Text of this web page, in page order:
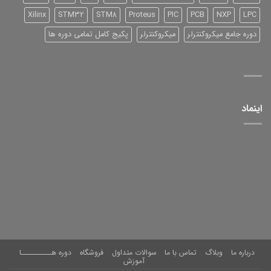
LPC
NXP
PCB
PIC
Proteus
STM8
STM32
Xilinx
دوره جامع میکروکنترلر
میکروکنترلر پکیج کامل تمامی دوره ها
اینماد
درباره ما وبلاگ تماس با ما سوالات متداول فروشگاه دوره هــــــــــا
آموزش